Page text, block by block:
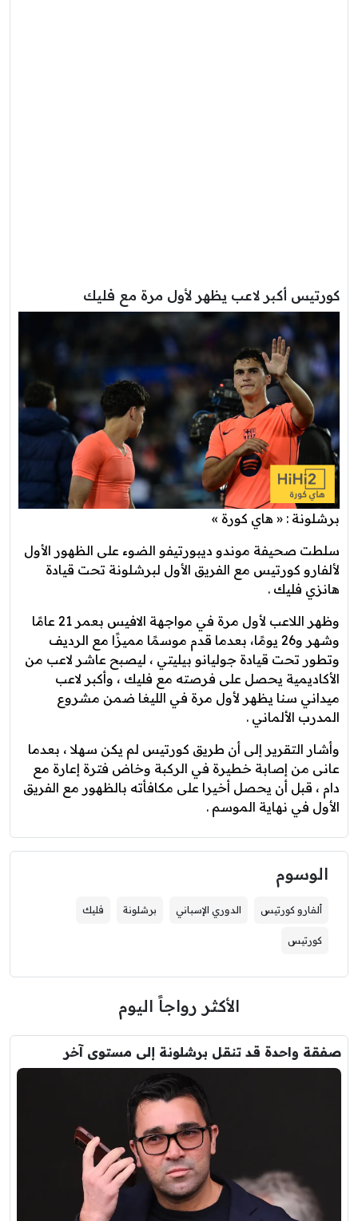
كورتيس أكبر لاعب يظهر لأول مرة مع فليك
برشلونة : « هاي كورة »
سلطت صحيفة موندو ديبورتيفو الضوء على الظهور الأول
لألفارو كورتيس مع الفريق الأول لبرشلونة تحت قيادة
هانزي فليك .
وظهر اللاعب لأول مرة في مواجهة الافيس بعمر 21 عامًا
وشهر و26 يومًا، بعدما قدم موسمًا مميزًا مع الرديف
وتطور تحت قيادة جوليانو بيليتي ، ليصبح عاشر لاعب من
الأكاديمية يحصل على فرصته مع فليك ، وأكبر لاعب
ميداني سنا يظهر لأول مرة في الليغا ضمن مشروع
المدرب الألماني .
وأشار التقرير إلى أن طريق كورتيس لم يكن سهلا ، بعدما
عانى من إصابة خطيرة في الركبة وخاض فترة إعارة مع
دام ، قبل أن يحصل أخيرا على مكافأته بالظهور مع الفريق
الأول في نهاية الموسم .
الوسوم
ألفارو كورتيس الدوري الإسباني برشلونة فليك
كورتيس
الأكثر رواجاً اليوم
صفقة واحدة قد تنقل برشلونة إلى مستوى آخر